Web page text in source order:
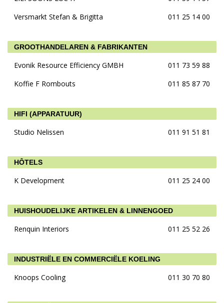
Versmarkt Stefan & Brigitta
011 25 14 00
GROOTHANDELAREN & FABRIKANTEN
Evonik Resource Efficiency GMBH
011 73 59 88
Koffie F Rombouts
011 85 87 70
HIFI (APPARATUUR)
Studio Nelissen 011 91 51 81
HÔTELS
K Development 011 25 24 00
HUISHOUDELIJKE ARTIKELEN & LINNENGOED
Renquin Interiors 011 25 52 26
INDUSTRIËLE EN COMMERCIËLE KOELING
Knoops Cooling 011 30 70 80